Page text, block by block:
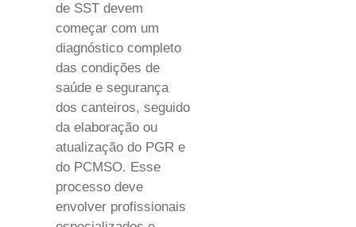
de SST devem
começar com um
diagnóstico completo
das condições de
saúde e segurança
dos canteiros, seguido
da elaboração ou
atualização do PGR e
do PCMSO. Esse
processo deve
envolver profissionais